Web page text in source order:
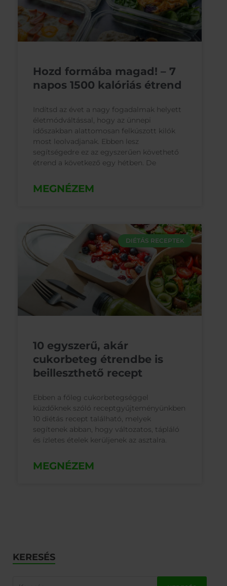
Hozd formába magad! – 7
napos 1500 kalóriás étrend
Indítsd az évet a nagy fogadalmak helyett
életmódváltással, hogy az ünnepi
időszakban alattomosan felkúszott kilók
most leolvadjanak. Ebben lesz
segítségedre ez az egyszerűen követhető
étrend a következő egy hétben. De
MEGNÉZEM
DIÉTÁS RECEPTEK
10 egyszerű, akár
cukorbeteg étrendbe is
beilleszthető recept
Ebben a főleg cukorbetegséggel
küzdőknek szóló receptgyűjteményünkben
10 diétás recept található, melyek
segítenek abban, hogy változatos, tápláló
és ízletes ételek kerüljenek az asztalra.
MEGNÉZEM
KERESÉS